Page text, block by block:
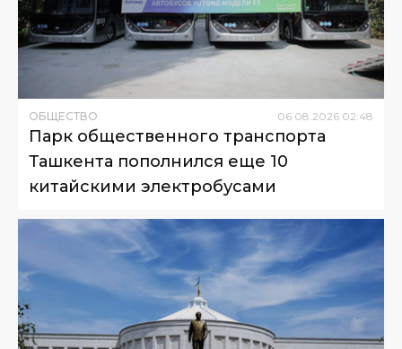
ОБЩЕСТВО 06 08 2026 02:48
Парк общественного транспорта
Ташкента пополнился еще 10
китайскими электробусами